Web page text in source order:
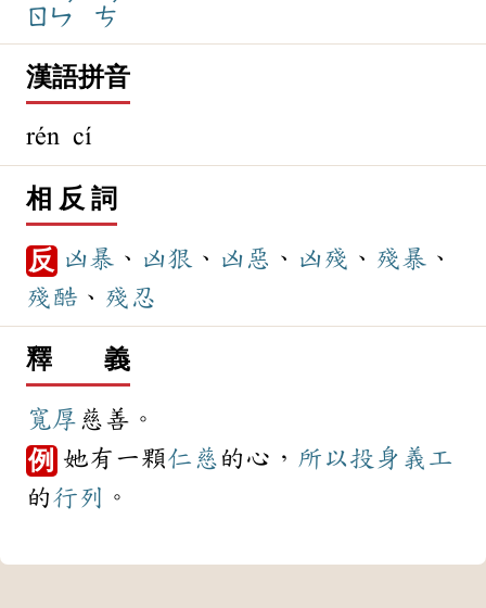
ㄖㄣ ㄘ
漢語拼音
rén cí
相 反 詞
反 凶暴 、 凶狠 、 凶惡 、 凶殘 、 殘暴 、
殘酷 、 殘忍
釋 義
寬厚 慈善。
例 她有一顆仁慈 的心， 所以投身 義工
的行列 。